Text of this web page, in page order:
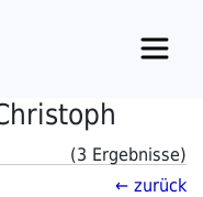
(3 Ergebnisse)
← zurück